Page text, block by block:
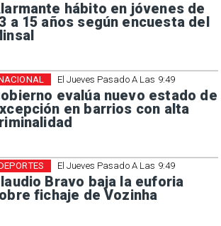
hábito en jóvenes de
a 15 años según encuesta del
El Jueves Pasado A Las 9:49
evalúa nuevo estado de
en barrios con alta
El Jueves Pasado A Las 9:49
Bravo baja la euforia
fichaje de Vozinha